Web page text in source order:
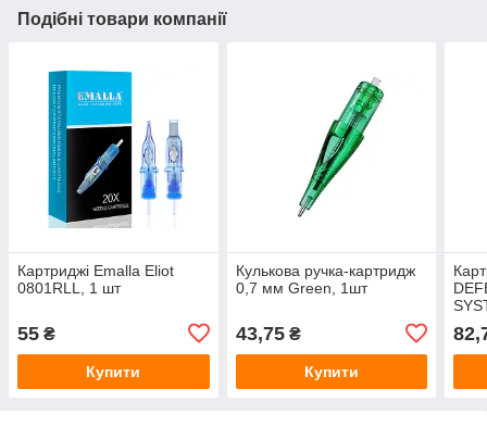
Подібні товари компанії
Картриджі Emalla Eliot
0801RLL, 1 шт
55 ₴
Купити
Кулькова ручка-картридж
0,7 мм Green, 1шт
43,75₴
Купити